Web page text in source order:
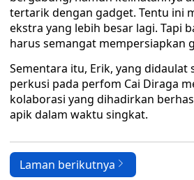
tertarik dengan gadget. Tentu ini
ekstra yang lebih besar lagi. Tapi
harus semangat mempersiapkan
Sementara itu, Erik, yang didaulat
perkusi pada perfom Cai Diraga
kolaborasi yang dihadirkan
apik dalam waktu singkat.
Laman berikutnya